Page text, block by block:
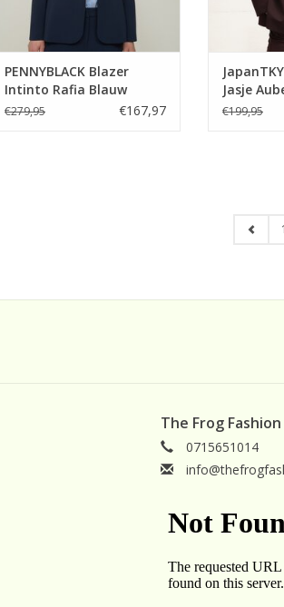
PENNYBLACK Blazer
Intinto Rafia Blauw
€279,95 €167,97
Jasje
€199,95
1
The Frog Fashion
0715651014